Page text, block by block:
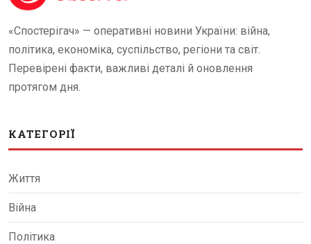
«Спостерігач» — оперативні новини України: війна,
політика, економіка, суспільство, регіони та світ.
Перевірені факти, важливі деталі й оновлення
протягом дня.
КАТЕГОРІЇ
Життя
Війна
Політика